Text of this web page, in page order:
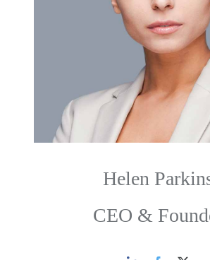
Helen
CEO &